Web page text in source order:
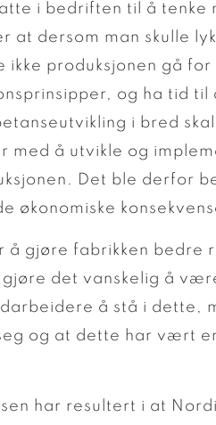
i bedriften til å tenke
at dersom man skulle
ikke produksjonen gå
og ha tid til
i bred
med å utvikle og
Det ble derfor
økonomiske
å gjøre fabrikken bedre
det vanskelig å
å stå i dette,
og at dette har vært
har resultert i at